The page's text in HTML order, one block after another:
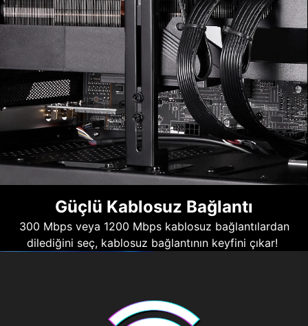
Güçlü Kablosuz Bağlantı
300 Mbps veya 1200 Mbps kablosuz bağlantılardan
dilediğini seç, kablosuz bağlantının keyfini çıkar!